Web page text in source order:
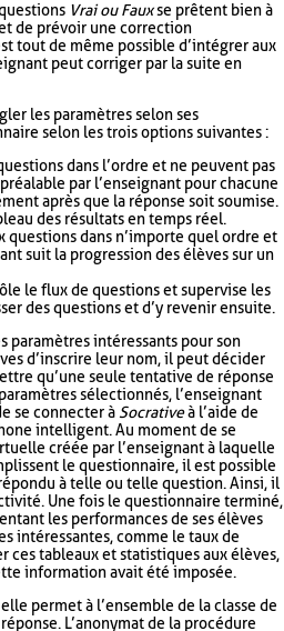
Vrai ou Fauxse prêtent bien à
de prévoir une correction
tout de même possible d’intégrer aux
peut corriger par la suite en
les paramètres selon ses
selon les trois options suivantes :
dans l’ordre et ne peuvent pas
par l’enseignant pour chacune
après que la réponse soit soumise.
des résultats en temps réel.
dans n’importe quel ordre et
suit la progression des élèves sur un
le flux de questions et supervise les
des questions et d’y revenir ensuite.
paramètres intéressants pour son
d’inscrire leur nom, il peut décider
qu’une seule tentative de réponse
sélectionnés, l’enseignant
se connecter àSocrativeà l’aide de
intelligent. Au moment de se
créée par l’enseignant à laquelle
le questionnaire, il est possible
à telle ou telle question. Ainsi, il
Une fois le questionnaire terminé,
les performances de ses élèves
intéressantes, comme le taux de
ces tableaux et statistiques aux élèves,
information avait été imposée.
permet à l’ensemble de la classe de
L’anonymat de la procédure